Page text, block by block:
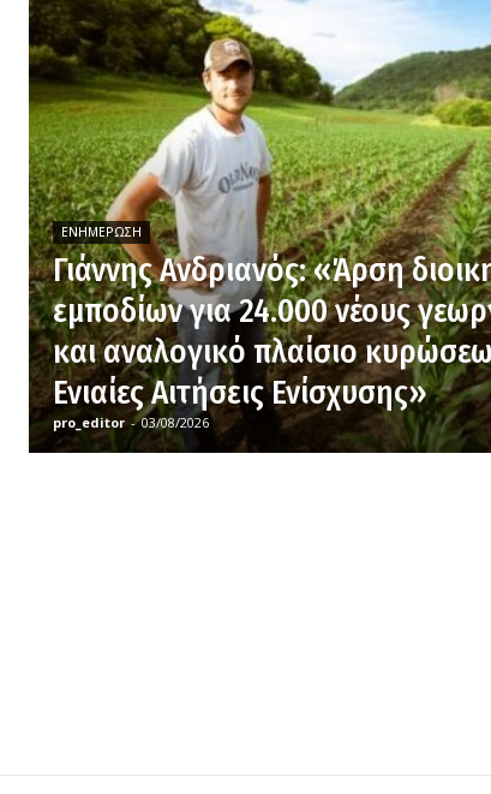
ΕΝΗΜΈΡΩΣΗ
Γιάννης Ανδριανός: «Άρση
εμποδίων για 24.000 νέους
και αναλογικό πλαίσιο
Ενιαίες Αιτήσεις Ενίσχυσης»
pro_editor - 03/08/2026